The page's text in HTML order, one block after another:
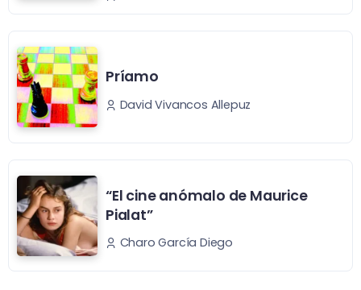
Príamo
David Vivancos Allepuz
“El cine anómalo de Maurice
Pialat”
Charo García Diego